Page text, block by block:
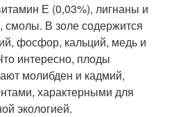
Е (0,03%), лигнаны и
В золе содержится
фосфор, кальций, медь и
интересно, плоды
молибден и кадмий,
характерными для
экологией.